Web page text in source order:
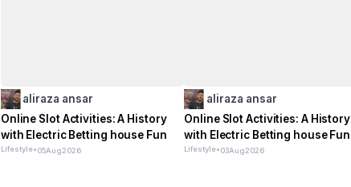
aliraza ansar
Online Slot Activities: A History
with Electric Betting house Fun
Lifestyle•05Aug2026
aliraza ansar
Online Slot Activities: A History
with Electric Betting house Fun
Lifestyle•03Aug2026